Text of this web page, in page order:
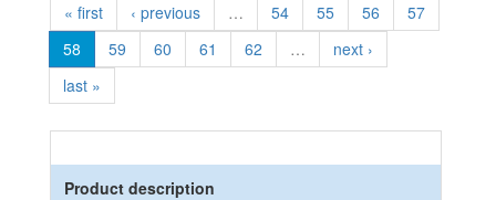
« first ‹ previous … 54 55 56
57
58
59 60 61 62 …
next ›
last »
Product description